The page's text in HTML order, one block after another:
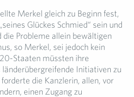
Merkel gleich zu Beginn fest,
Glückes Schmied“ sein und
die Probleme allein bewältigen
so Merkel, sei jedoch kein
Staaten müssten ihre
Initiativen zu
die Kanzlerin, allen, vor
einen Zugang zu